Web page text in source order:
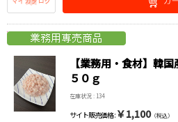
【業務用・食材】韓
５０ｇ
在庫状況 : 134
サイト販売価格 : ￥1,100（税込）